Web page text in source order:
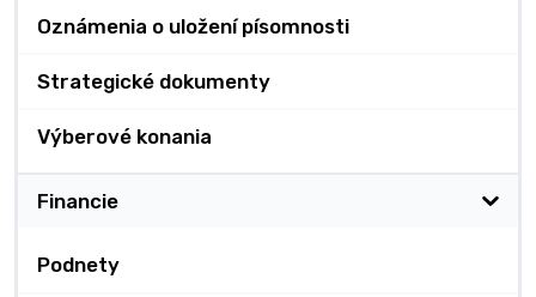
Oznámenia o uložení písomnosti
Strategické dokumenty
Výberové konania
Financie
Podnety